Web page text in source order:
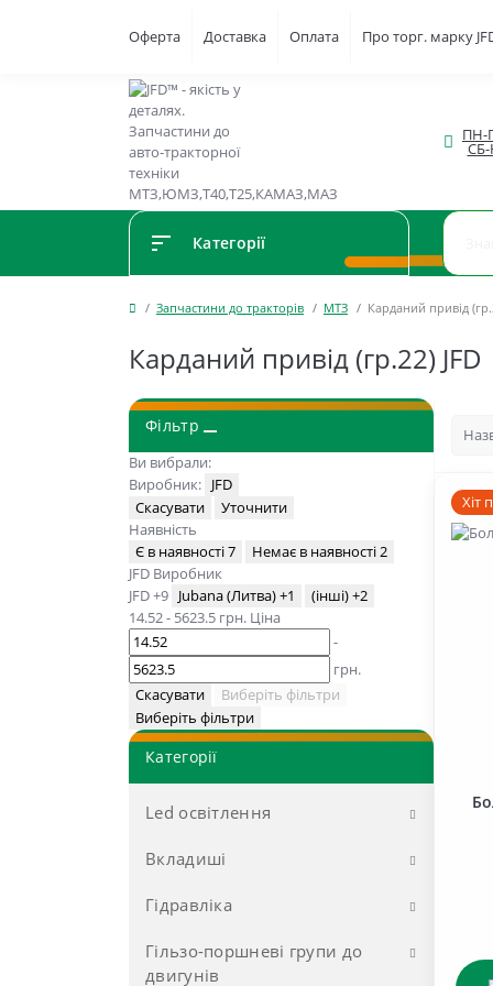
Оферта Доставка Оплата Про торг. марку
ПН-
СБ-
Категорії
Запчастини до тракторів МТЗ Карданий привід
Карданий привід (гр.22) JFD
Фільтр
Ви вибрали:
Виробник: JFD
Скасувати
Уточнити
Наявність
Є в наявності7 Немає в наявності2
JFD Виробник
JFD+9 Jubana (Литва)+1 (інші)+2
14.52- 5623.5 грн. Ціна
-
грн.
Скасувати
Виберіть фільтри
Виберіть фільтри
Категорії
Led освітлення
LED Лампочки, Ліхтарі
Розпродаж LED лампочки
Вкладиші
до двигунів Д-37 (Д-144)
до двигунів Д-65 (ЮМЗ)
Гідравліка
Муфти, перехідники
Гільзо-поршневі групи до
двигунів
Хіт